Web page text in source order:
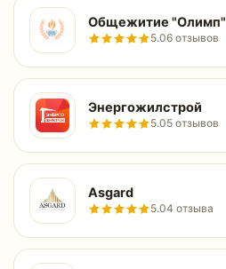
Общежитие "Олимп"
5.06 отзывов
Энергожилстрой
5.05 отзывов
Asgard
5.04 отзыва